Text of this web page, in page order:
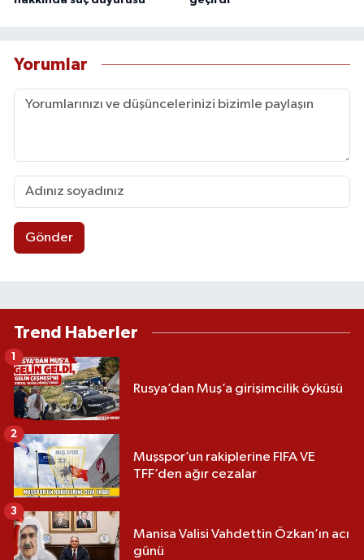
Yorumlar
Gönder
Trend Haberler
Rusya’dan Muş’a girişimcilik öyküsü
1
Muşspor’un rakiplerine FIFA VE
TFF’den ağır cezalar
2
Manisa Valisi Vahdettin Özkan’ın acı
günü
3